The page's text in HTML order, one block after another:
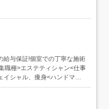
給与保証!個室での丁寧な施術
職種>エステティシャン<仕事
シャル、痩身<ハンドマッ
ゼーション、デトックス、脱
していきます。フェイシャ